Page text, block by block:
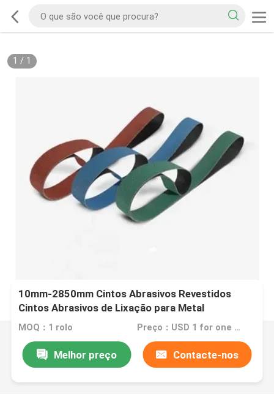
1 / 1
10mm-2850mm Cintos Abrasivos Revestidos
Cintos Abrasivos de Lixação para Metal
MOQ：1 rolo Preço：USD 1 for one meter
Melhor preço Contacte-nos